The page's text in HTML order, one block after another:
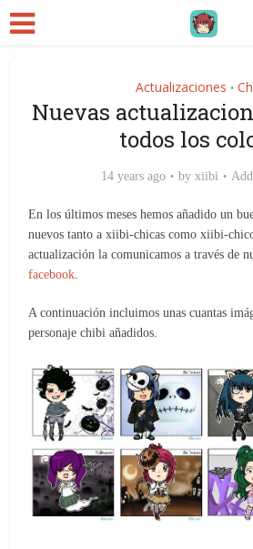
Actualizaciones •
Nuevas
todos los
14 years ago by xiibi
En los últimos meses hemos añadido un
nuevos tanto a xiibi-chicas como xiibi-
actualización la comunicamos a través de
facebook.
A continuación incluimos unas cuantas
personaje chibi añadidos.